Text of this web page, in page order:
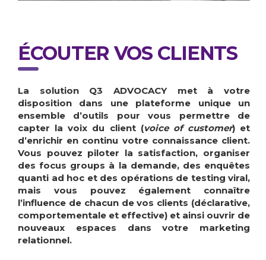
ÉCOUTER VOS CLIENTS
La solution Q3 ADVOCACY met à votre
disposition dans une plateforme unique un
ensemble d’outils pour vous permettre de
capter la voix du client (voice of customer) et
d’enrichir en continu votre connaissance client.
Vous pouvez piloter la satisfaction, organiser
des focus groups à la demande, des enquêtes
quanti ad hoc et des opérations de testing viral,
mais vous pouvez également connaître
l’influence de chacun de vos clients (déclarative,
comportementale et effective) et ainsi ouvrir de
nouveaux espaces dans votre marketing
relationnel.